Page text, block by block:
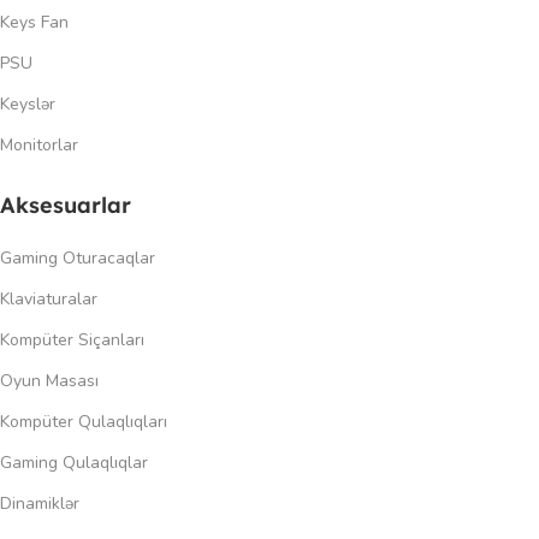
Keys Fan
PSU
Keyslər
Monitorlar
Aksesuarlar
Gaming Oturacaqlar
Klaviaturalar
Kompüter Siçanları
Oyun Masası
Kompüter Qulaqlıqları
Gaming Qulaqlıqlar
Dinamiklər